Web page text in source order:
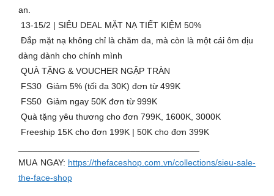
an.
13-15/2 | SIÊU DEAL MẶT NẠ TIẾT KIỆM 50%
Đắp mặt nạ không chỉ là chăm da, mà còn là một cái ôm dịu
dàng dành cho chính mình
QUÀ TẶNG & VOUCHER NGẬP TRÀN
FS30 Giảm 5% (tối đa 30K) đơn từ 499K
FS50 Giảm ngay 50K đơn từ 999K
Quà tặng yêu thương cho đơn 799K, 1600K, 3000K
Freeship 15K cho đơn 199K | 50K cho đơn 399K
MUA NGAY: https://thefaceshop.com.vn/collections/sieu-sale-
the-face-shop